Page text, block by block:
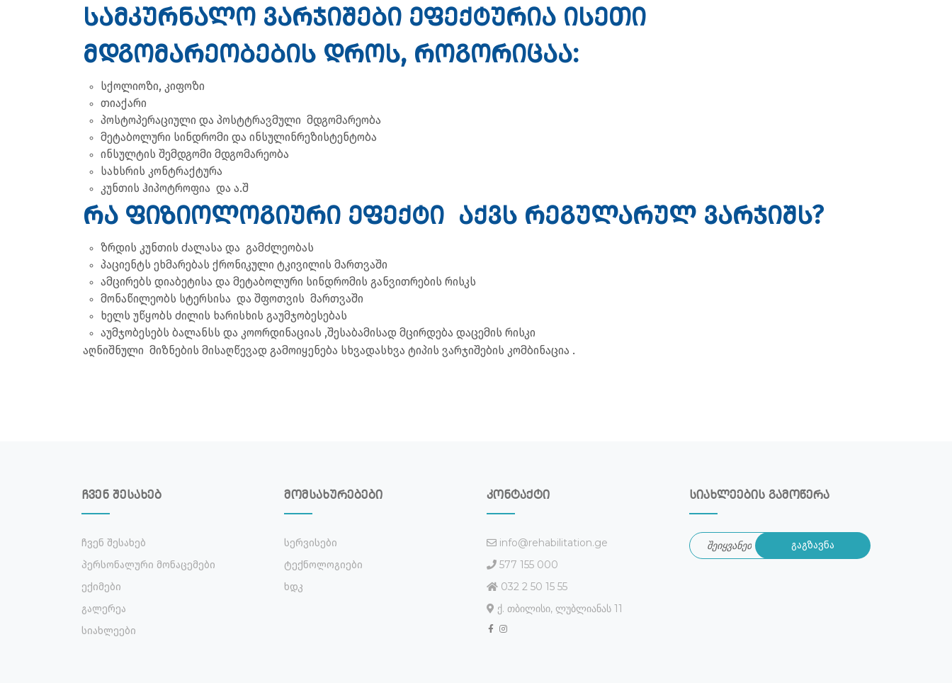
სამკურნალო ვარჯიშები ეფექტურია ისეთი
მდგომარეობების დროს, როგორიცაა:
სქოლიოზი, კიფოზი
თიაქარი
პოსტოპერაციული და პოსტტრავმული მდგომარეობა
მეტაბოლური სინდრომი და ინსულინრეზისტენტობა
ინსულტის შემდგომი მდგომარეობა
სახსრის კონტრაქტურა
კუნთის ჰიპოტროფია და ა.შ
რა ფიზიოლოგიური ეფექტი აქვს რეგულარულ ვარჯიშს?
ზრდის კუნთის ძალასა და გამძლეობას
პაციენტს ეხმარებას ქრონიკული ტკივილის მართვაში
ამცირებს დიაბეტისა და მეტაბოლური სინდრომის განვითრების რისკს
მონაწილეობს სტერსისა და შფოთვის მართვაში
ხელს უწყობს ძილის ხარისხის გაუმჯობესებას
აუმჯობესებს ბალანსს და კოორდინაციას ,შესაბამისად მცირდება დაცემის რისკი
აღნიშნული მიზნების მისაღწევად გამოიყენება სხვადასხვა ტიპის ვარჯიშების კომბინაცია .
ჩვენ შესახებ
Ჩვენ Შესახებ
Პერსონალური Მონაცემები
Ექიმები
Გალერეა
Სიახლეები
მომსახურებები
Სერვისები
Ტექნოლოგიები
Ხდკ
კონტაქტი
info@rehabilitation.ge
577 155 000
032 2 50 15 55
ქ. თბილისი, ლუბლიანას 11
სიახლეების გამოწერა